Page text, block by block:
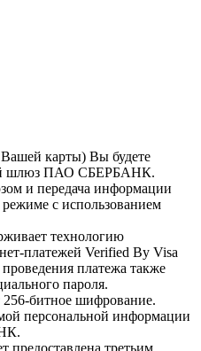
карты) Вы будете
шлюз ПАО СБЕРБАНК.
и передача информации
с использованием
технологию
платежей Verified By Visa
платежа также
пароля.
битное шифрование.
персональной информации